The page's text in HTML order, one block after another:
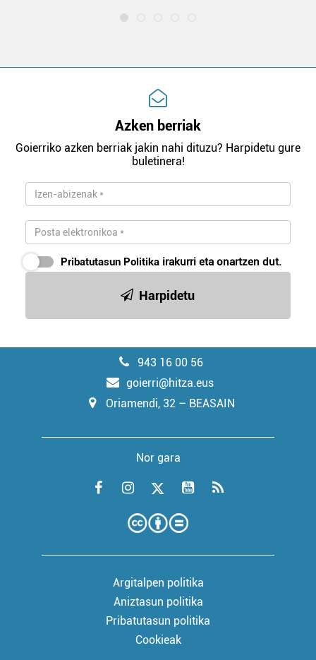
Azken berriak
Goierriko azken berriak jakin nahi dituzu? Harpidetu gure
buletinera!
Pribatutasun Politika irakurri eta onartzen dut.
Harpidetu
943 16 00 56
goierri@hitza.eus
Oriamendi, 32 – BEASAIN
Nor gara
Argitalpen politika
Aniztasun politika
Pribatutasun politika
Cookieak